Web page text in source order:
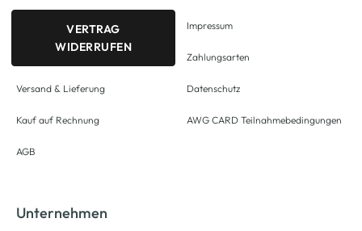
VERTRAG
WIDERRUFEN
Versand & Lieferung
Kauf auf Rechnung
AGB
Impressum
Zahlungsarten
Datenschutz
AWG CARD Teilnahmebedingungen
Unternehmen